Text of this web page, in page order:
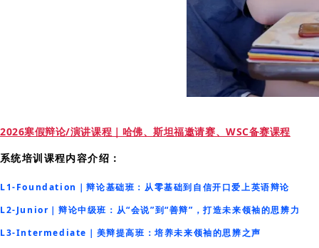
2026寒假辩论/演讲课程｜哈佛、斯坦福邀请赛、WSC备赛课程
系统培训课程内容介绍：
L1-Foundation｜辩论基础班：从零基础到自信开口爱上英语辩论
L2-Junior｜辩论中级班：从“会说”到“善辩”，打造未来领袖的思辨力
L3-Intermediate｜美辩提高班：培养未来领袖的思辨之声